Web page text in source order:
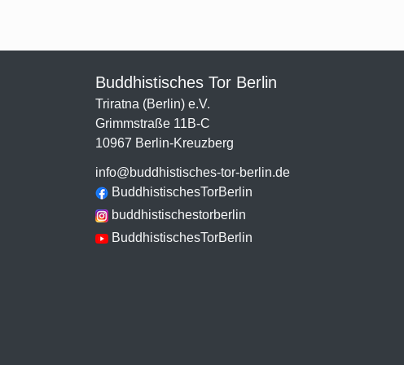
Buddhistisches Tor Berlin
Triratna (Berlin) e.V.
Grimmstraße 11B-C
10967 Berlin-Kreuzberg
info@buddhistisches-tor-berlin.de
BuddhistischesTorBerlin
buddhistischestorberlin
BuddhistischesTorBerlin